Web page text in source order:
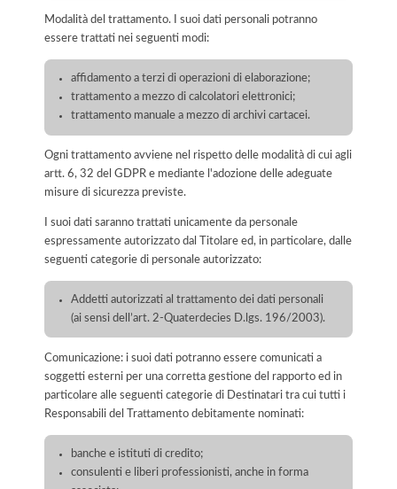
Modalità del trattamento. I suoi dati personali potranno
essere trattati nei seguenti modi:
affidamento a terzi di operazioni di elaborazione;
trattamento a mezzo di calcolatori elettronici;
trattamento manuale a mezzo di archivi cartacei.
Ogni trattamento avviene nel rispetto delle modalità di cui agli
artt. 6, 32 del GDPR e mediante l'adozione delle adeguate
misure di sicurezza previste.
I suoi dati saranno trattati unicamente da personale
espressamente autorizzato dal Titolare ed, in particolare, dalle
seguenti categorie di personale autorizzato:
Addetti autorizzati al trattamento dei dati personali
(ai sensi dell’art. 2-Quaterdecies D.lgs. 196/2003).
Comunicazione: i suoi dati potranno essere comunicati a
soggetti esterni per una corretta gestione del rapporto ed in
particolare alle seguenti categorie di Destinatari tra cui tutti i
Responsabili del Trattamento debitamente nominati:
banche e istituti di credito;
consulenti e liberi professionisti, anche in forma